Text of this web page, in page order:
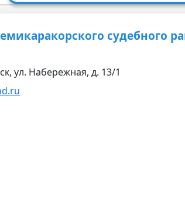
судебного
ул. Набережная, д. 13/1